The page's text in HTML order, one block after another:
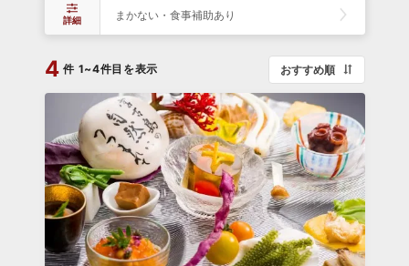
詳細 まかない・食事補助あり
4 件 1~4件目を表示 おすすめ順